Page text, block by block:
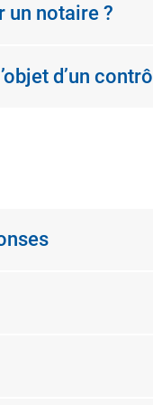
un notaire ?
d’un